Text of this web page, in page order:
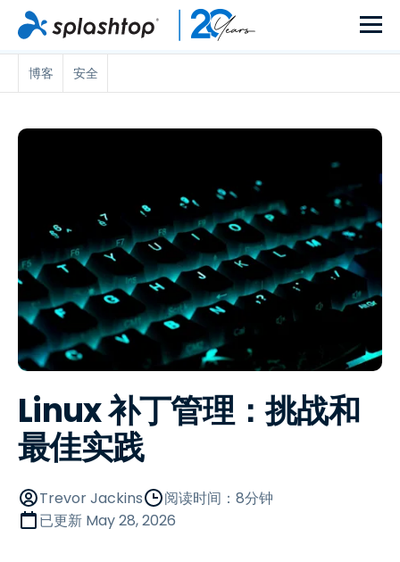
博客 安全
Linux 补丁管理：挑战和
最佳实践
Trevor Jackins
阅读时间：8分钟
已更新 May 28, 2026